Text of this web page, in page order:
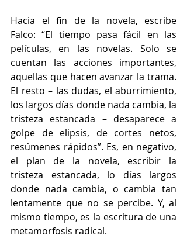
Hacia el fin de la novela, escribe
Falco: “El tiempo pasa fácil en las
películas, en las novelas. Solo se
cuentan las acciones importantes,
aquellas que hacen avanzar la trama.
El resto – las dudas, el aburrimiento,
los largos días donde nada cambia, la
tristeza estancada – desaparece a
golpe de elipsis, de cortes netos,
resúmenes rápidos”. Es, en negativo,
el plan de la novela, escribir la
tristeza estancada, lo días largos
donde nada cambia, o cambia tan
lentamente que no se percibe. Y, al
mismo tiempo, es la escritura de una
metamorfosis radical.